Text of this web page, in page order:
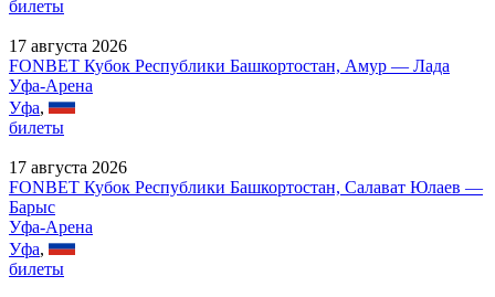
билеты
17 августа 2026
FONBET Кубок Республики Башкортостан, Амур — Лада
Уфа-Арена
Уфа,
билеты
17 августа 2026
FONBET Кубок Республики Башкортостан, Салават Юлаев —
Барыс
Уфа-Арена
Уфа,
билеты